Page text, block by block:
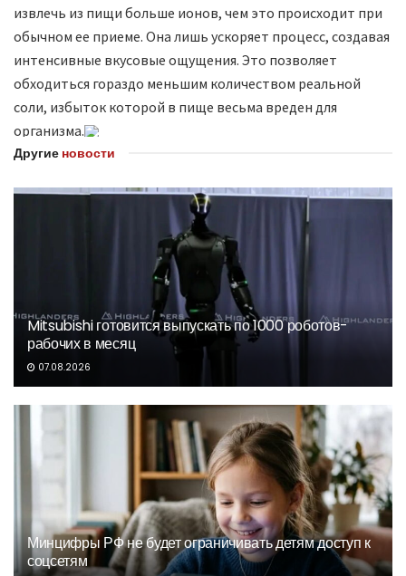
извлечь из пищи больше ионов, чем это происходит при
обычном ее приеме. Она лишь ускоряет процесс, создавая
интенсивные вкусовые ощущения. Это позволяет
обходиться гораздо меньшим количеством реальной
соли, избыток которой в пище весьма вреден для
организма.
Другие новости
Mitsubishi готовится выпускать по 1000 роботов-
рабочих в месяц
07.08.2026
Минцифры РФ не будет ограничивать детям доступ к
соцсетям